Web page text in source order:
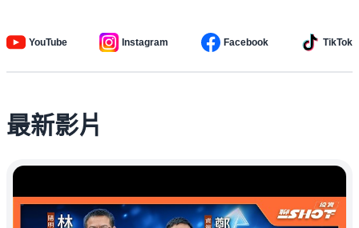
YouTube Instagram Facebook TikTok
最新影片